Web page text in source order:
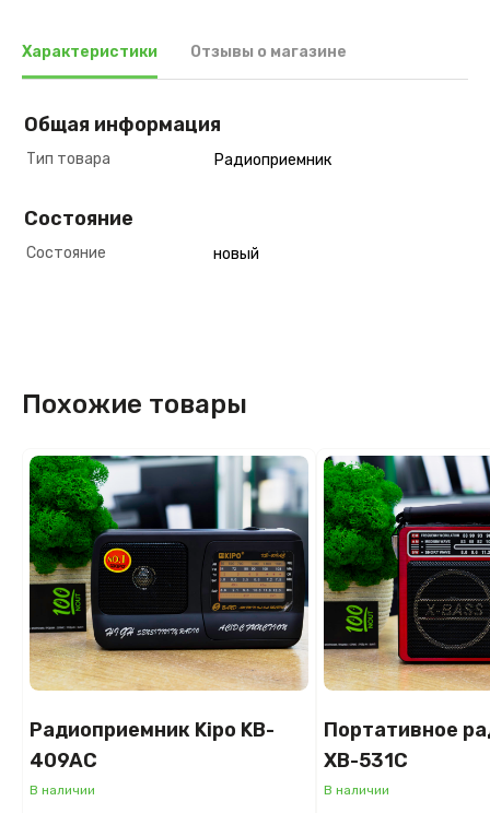
Характеристики Отзывы о магазине
Общая информация
Тип товара Радиоприемник
Состояние
Состояние новый
Похожие товары
Радиоприемник Kipo KB-
409AC
В наличии
Портативное
XB-531C
В наличии